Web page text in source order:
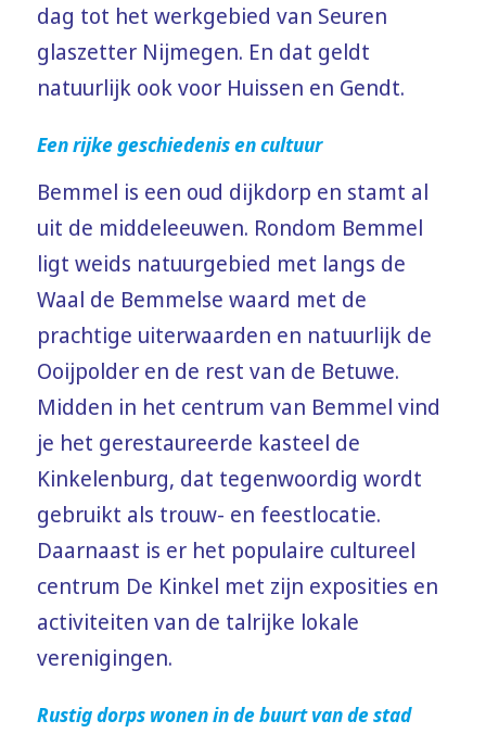
dag tot het werkgebied van Seuren
glaszetter Nijmegen. En dat geldt
natuurlijk ook voor Huissen en Gendt.
Een rijke geschiedenis en cultuur
Bemmel is een oud dijkdorp en stamt al
uit de middeleeuwen. Rondom Bemmel
ligt weids natuurgebied met langs de
Waal de Bemmelse waard met de
prachtige uiterwaarden en natuurlijk de
Ooijpolder en de rest van de Betuwe.
Midden in het centrum van Bemmel vind
je het gerestaureerde kasteel de
Kinkelenburg, dat tegenwoordig wordt
gebruikt als trouw- en feestlocatie.
Daarnaast is er het populaire cultureel
centrum De Kinkel met zijn exposities en
activiteiten van de talrijke lokale
verenigingen.
Rustig dorps wonen in de buurt van de stad